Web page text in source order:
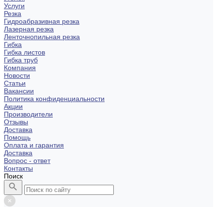
Услуги
Резка
Гидроабразивная резка
Лазерная резка
Ленточнопильная резка
Гибка
Гибка листов
Гибка труб
Компания
Новости
Статьи
Вакансии
Политика конфиденциальности
Акции
Производители
Отзывы
Доставка
Помощь
Оплата и гарантия
Доставка
Вопрос - ответ
Контакты
Поиск